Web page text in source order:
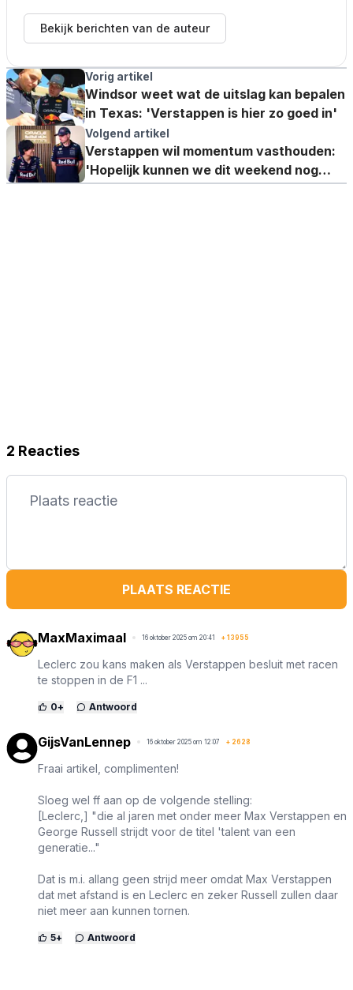
Bekijk berichten van de auteur
Vorig artikel
Windsor weet wat de uitslag kan bepalen
in Texas: 'Verstappen is hier zo goed in'
Volgend artikel
Verstappen wil momentum vasthouden:
'Hopelijk kunnen we dit weekend nog
beter presteren'
2 Reacties
PLAATS REACTIE
MaxMaximaal 16 oktober 2025 om 20:41 + 13955
Leclerc zou kans maken als Verstappen besluit met racen
te stoppen in de F1 ...
0+ Antwoord
GijsVanLennep 16 oktober 2025 om 12:07 + 2628
Fraai artikel, complimenten!
Sloeg wel ff aan op de volgende stelling:
[Leclerc,] "die al jaren met onder meer Max Verstappen en
George Russell strijdt voor de titel 'talent van een
generatie..."
Dat is m.i. allang geen strijd meer omdat Max Verstappen
dat met afstand is en Leclerc en zeker Russell zullen daar
niet meer aan kunnen tornen.
5+ Antwoord